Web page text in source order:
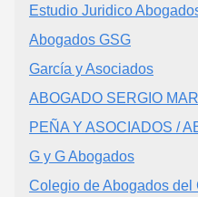
Estudio Juridico
Abogados GSG
García y Asociados
ABOGADO SERGIO
PEÑA Y ASOCIADOS /
G y G Abogados
Colegio de Abogados del